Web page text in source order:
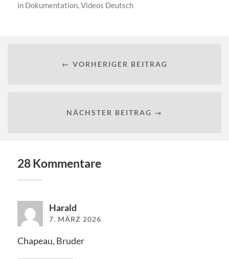
in Dokumentation,Videos Deutsch
← VORHERIGER BEITRAG
NÄCHSTER BEITRAG →
28 Kommentare
Harald
7. MÄRZ 2026
Chapeau, Bruder